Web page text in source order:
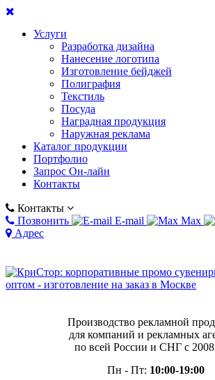
Услуги
Разработка дизайна
Нанесение логотипа
Изготовление бейджей
Полиграфия
Текстиль
Посуда
Наградная продукция
Наружная реклама
Каталог продукции
Портфолио
Запрос Он-лайн
Контакты
Контакты
Позвонить
E-mail Max
Адрес
Производство рекламной
для компаний и рекламных
по всей России и СНГ с 2008
Пн - Пт: 10:00-19:00